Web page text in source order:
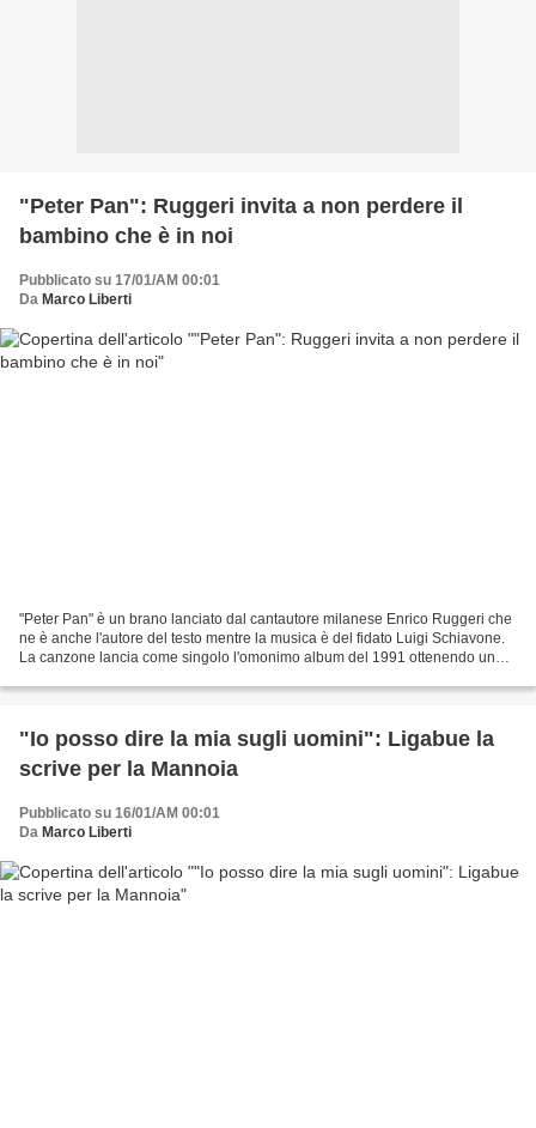
"Peter Pan": Ruggeri invita a non perdere il
bambino che è in noi
Pubblicato su 17/01/AM 00:01
Da Marco Liberti
"Peter Pan" è un brano lanciato dal cantautore milanese Enrico Ruggeri che
ne è anche l'autore del testo mentre la musica è del fidato Luigi Schiavone.
La canzone lancia come singolo l'omonimo album del 1991 ottenendo un
"Io posso dire la mia sugli uomini": Ligabue la
scrive per la Mannoia
Pubblicato su 16/01/AM 00:01
Da Marco Liberti